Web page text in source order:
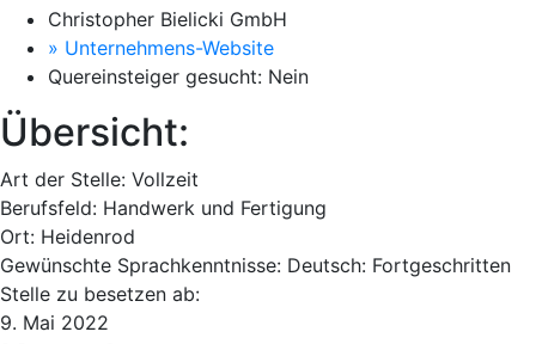
Christopher Bielicki GmbH
» Unternehmens-Website
Quereinsteiger gesucht: Nein
Übersicht:
Art der Stelle: Vollzeit
Berufsfeld: Handwerk und Fertigung
Ort: Heidenrod
Gewünschte Sprachkenntnisse: Deutsch: Fortgeschritten
Stelle zu besetzen ab:
9. Mai 2022